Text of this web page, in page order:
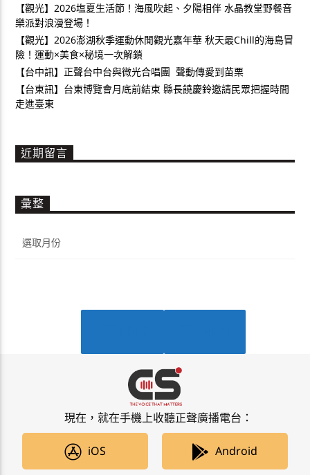
【觀光】2026塩夏生活節！海風吹起、夕陽相伴 水晶教堂野餐音
樂派對浪漫登場！
【觀光】2026澎湖秋季運動休閒觀光嘉年華 秋天最Chill的海島冒
險！運動×美食×秘境一次解鎖
【台中訊】正聲台中台與微光合唱團 聲動傳愛到苗栗
【台東訊】台東博覽會月底前結束 縣長饒慶鈴邀請民眾把握時間
走進臺東
近期留言
彙整
整
現在，就在手機上收聽正聲廣播電台：
iOS Android